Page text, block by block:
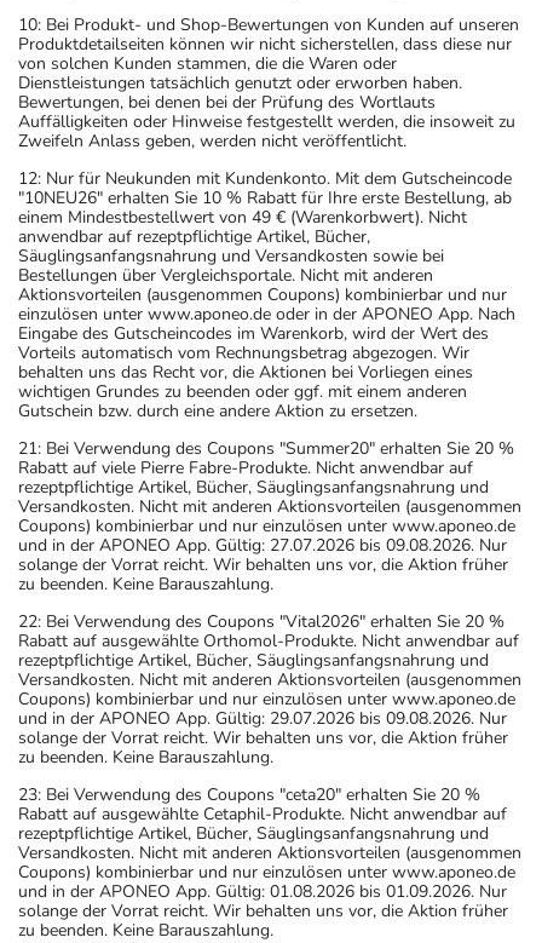
10: Bei Produkt- und Shop-Bewertungen von Kunden auf unseren
Produktdetailseiten können wir nicht sicherstellen, dass diese nur
von solchen Kunden stammen, die die Waren oder
Dienstleistungen tatsächlich genutzt oder erworben haben.
Bewertungen, bei denen bei der Prüfung des Wortlauts
Auffälligkeiten oder Hinweise festgestellt werden, die insoweit zu
Zweifeln Anlass geben, werden nicht veröffentlicht.
12: Nur für Neukunden mit Kundenkonto. Mit dem Gutscheincode
"10NEU26" erhalten Sie 10 % Rabatt für Ihre erste Bestellung, ab
einem Mindestbestellwert von 49 € (Warenkorbwert). Nicht
anwendbar auf rezeptpflichtige Artikel, Bücher,
Säuglingsanfangsnahrung und Versandkosten sowie bei
Bestellungen über Vergleichsportale. Nicht mit anderen
Aktionsvorteilen (ausgenommen Coupons) kombinierbar und nur
einzulösen unter www.aponeo.de oder in der APONEO App. Nach
Eingabe des Gutscheincodes im Warenkorb, wird der Wert des
Vorteils automatisch vom Rechnungsbetrag abgezogen. Wir
behalten uns das Recht vor, die Aktionen bei Vorliegen eines
wichtigen Grundes zu beenden oder ggf. mit einem anderen
Gutschein bzw. durch eine andere Aktion zu ersetzen.
21: Bei Verwendung des Coupons "Summer20" erhalten Sie 20 %
Rabatt auf viele Pierre Fabre-Produkte. Nicht anwendbar auf
rezeptpflichtige Artikel, Bücher, Säuglingsanfangsnahrung und
Versandkosten. Nicht mit anderen Aktionsvorteilen (ausgenommen
Coupons) kombinierbar und nur einzulösen unter www.aponeo.de
und in der APONEO App. Gültig: 27.07.2026 bis 09.08.2026. Nur
solange der Vorrat reicht. Wir behalten uns vor, die Aktion früher
zu beenden. Keine Barauszahlung.
22: Bei Verwendung des Coupons "Vital2026" erhalten Sie 20 %
Rabatt auf ausgewählte Orthomol-Produkte. Nicht anwendbar auf
rezeptpflichtige Artikel, Bücher, Säuglingsanfangsnahrung und
Versandkosten. Nicht mit anderen Aktionsvorteilen (ausgenommen
Coupons) kombinierbar und nur einzulösen unter www.aponeo.de
und in der APONEO App. Gültig: 29.07.2026 bis 09.08.2026. Nur
solange der Vorrat reicht. Wir behalten uns vor, die Aktion früher
zu beenden. Keine Barauszahlung.
23: Bei Verwendung des Coupons "ceta20" erhalten Sie 20 %
Rabatt auf ausgewählte Cetaphil-Produkte. Nicht anwendbar auf
rezeptpflichtige Artikel, Bücher, Säuglingsanfangsnahrung und
Versandkosten. Nicht mit anderen Aktionsvorteilen (ausgenommen
Coupons) kombinierbar und nur einzulösen unter www.aponeo.de
und in der APONEO App. Gültig: 01.08.2026 bis 01.09.2026. Nur
solange der Vorrat reicht. Wir behalten uns vor, die Aktion früher
zu beenden. Keine Barauszahlung.